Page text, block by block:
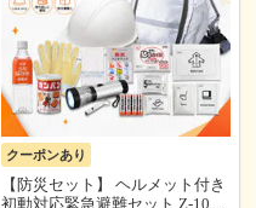
クーポンあり
【防災セット】 ヘルメット付き
初動対応緊急避難セット Z-1000